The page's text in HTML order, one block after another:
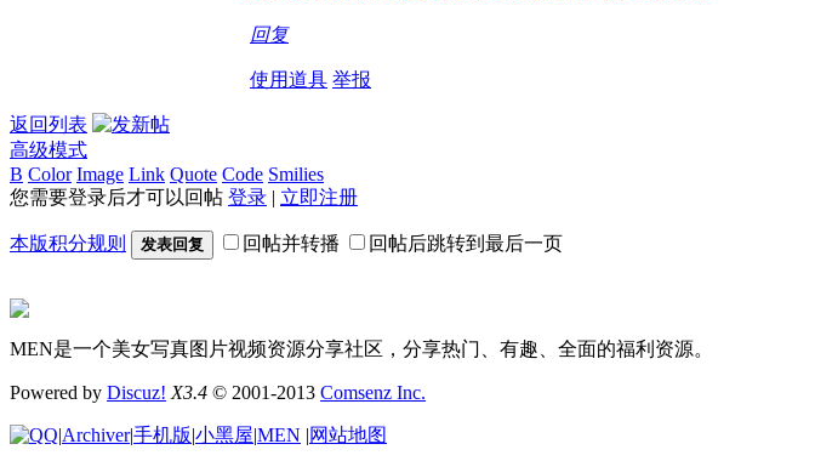
回复
使用道具 举报
返回列表
高级模式
B Color Image Link Quote Code Smilies
您需要登录后才可以回帖 登录 | 立即注册
本版积分规则 发表回复 回帖并转播 回帖后跳转到最后一页
MEN是一个美女写真图片视频资源分享社区，分享热门、有趣、全面的福利资源。
Powered by Discuz! X3.4 © 2001-2013 Comsenz Inc.
|Archiver|手机版|小黑屋|MEN |网站地图